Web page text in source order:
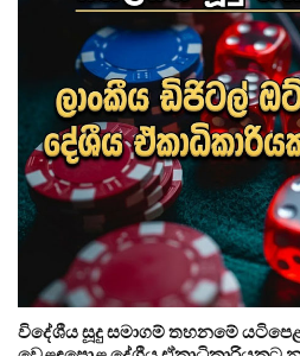
විදේශීය සූදු සමාගම් තහනමේ